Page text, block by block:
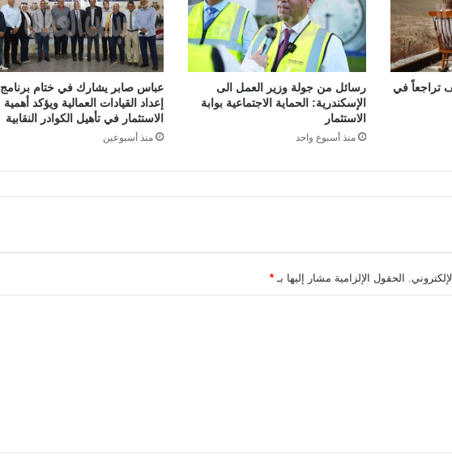
تراجعاً في
رسائل من جولة وزير العمل الى
الإسكندرية: الحماية الاجتماعية بوابة
الاستثمار
منذ أسبوع واحد
عباس صابر يشارك في ختام برنامج
إعداد القيادات العمالية ويؤكد أهمية
الاستثمار في تأهيل الكوادر النقابية
منذ أسبوعين
الحقول الإلزامية مشار إليها بـ *